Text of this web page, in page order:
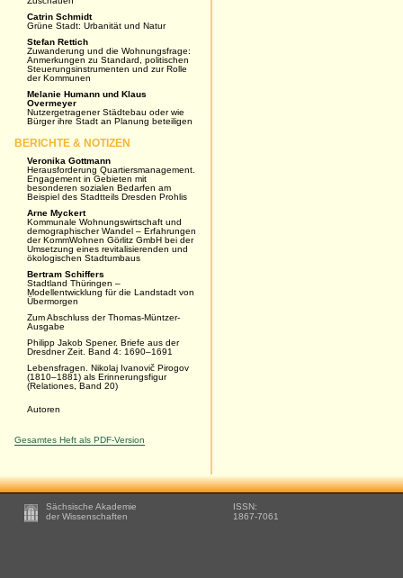
Catrin Schmidt
Grüne Stadt: Urbanität und Natur
Stefan Rettich
Zuwanderung und die Wohnungsfrage:
Anmerkungen zu Standard, politischen
Steuerungsinstrumenten und zur Rolle
der Kommunen
Melanie Humann und Klaus
Overmeyer
Nutzergetragener Städtebau oder wie
Bürger ihre Stadt an Planung beteiligen
BERICHTE & NOTIZEN
Veronika Gottmann
Herausforderung Quartiersmanagement.
Engagement in Gebieten mit
besonderen sozialen Bedarfen am
Beispiel des Stadtteils Dresden Prohlis
Arne Myckert
Kommunale Wohnungswirtschaft und
demographischer Wandel – Erfahrungen
der KommWohnen Görlitz GmbH bei der
Umsetzung eines revitalisierenden und
ökologischen Stadtumbaus
Bertram Schiffers
Stadtland Thüringen –
Modellentwicklung für die Landstadt von
Übermorgen
Zum Abschluss der Thomas-Müntzer-
Ausgabe
Philipp Jakob Spener. Briefe aus der
Dresdner Zeit. Band 4: 1690–1691
Lebensfragen. Nikolaj Ivanovič Pirogov
(1810–1881) als Erinnerungsfigur
(Relationes, Band 20)
Autoren
Gesamtes Heft als PDF-Version
Footer
Sächsische Akademie
der Wissenschaften
ISSN:
1867-7061